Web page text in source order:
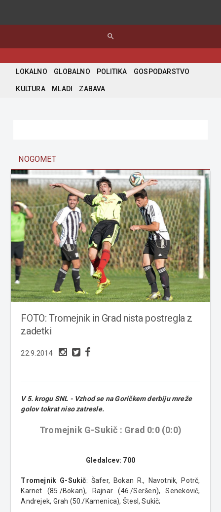
search
LOKALNO GLOBALNO POLITIKA GOSPODARSTVO
KULTURA MLADI ZABAVA
NOGOMET
FOTO: Tromejnik in Grad nista postregla z
zadetki
22.9.2014
V 5. krogu SNL - Vzhod se na Goričkem derbiju mreže
golov tokrat niso zatresle.
Tromejnik G-Sukič : Grad 0:0 (0:0)
Gledalcev: 700
Tromejnik G-Sukič: Šafer, Bokan R., Navotnik, Potrč,
Karnet (85./Bokan), Rajnar (46./Seršen), Senekovič,
Andrejek, Grah (50./Kamenica), Štesl, Sukič;